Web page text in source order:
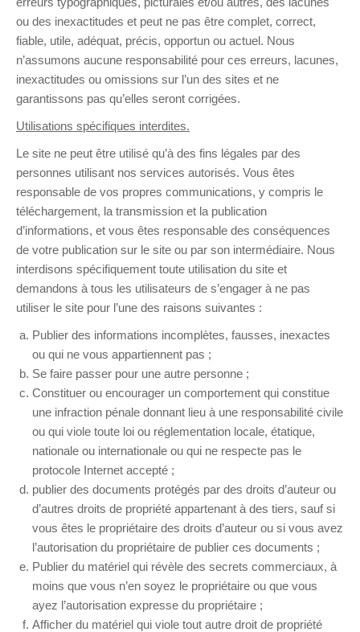
ou des inexactitudes et peut ne pas être complet, correct,
fiable, utile, adéquat, précis, opportun ou actuel. Nous
n’assumons aucune responsabilité pour ces erreurs, lacunes,
inexactitudes ou omissions sur l’un des sites et ne
garantissons pas qu’elles seront corrigées.
Utilisations spécifiques interdites.
Le site ne peut être utilisé qu’à des fins légales par des
personnes utilisant nos services autorisés. Vous êtes
responsable de vos propres communications, y compris le
téléchargement, la transmission et la publication
d’informations, et vous êtes responsable des conséquences
de votre publication sur le site ou par son intermédiaire. Nous
interdisons spécifiquement toute utilisation du site et
demandons à tous les utilisateurs de s’engager à ne pas
utiliser le site pour l’une des raisons suivantes :
Publier des informations incomplètes, fausses, inexactes
ou qui ne vous appartiennent pas ;
Se faire passer pour une autre personne ;
Constituer ou encourager un comportement qui constitue
une infraction pénale donnant lieu à une responsabilité civile
ou qui viole toute loi ou réglementation locale, étatique,
nationale ou internationale ou qui ne respecte pas le
protocole Internet accepté ;
publier des documents protégés par des droits d’auteur ou
d’autres droits de propriété appartenant à des tiers, sauf si
vous êtes le propriétaire des droits d’auteur ou si vous avez
l’autorisation du propriétaire de publier ces documents ;
Publier du matériel qui révèle des secrets commerciaux, à
moins que vous n’en soyez le propriétaire ou que vous
ayez l’autorisation expresse du propriétaire ;
Afficher du matériel qui viole tout autre droit de propriété